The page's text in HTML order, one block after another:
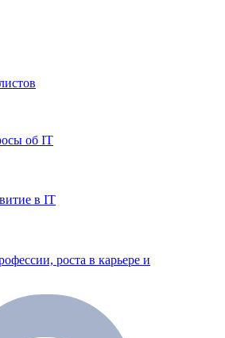
об IT
в IT
роста в карьере и